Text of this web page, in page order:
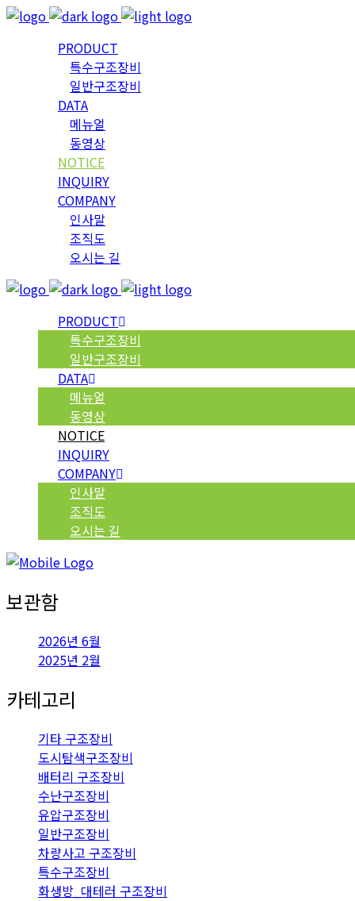
PRODUCT
특수구조장비
일반구조장비
DATA
메뉴얼
동영상
NOTICE
INQUIRY
COMPANY
인사말
조직도
오시는 길
PRODUCT
특수구조장비
일반구조장비
DATA
메뉴얼
동영상
NOTICE
INQUIRY
COMPANY
인사말
조직도
오시는 길
보관함
2026년 6월
2025년 2월
카테고리
기타 구조장비
도시탐색구조장비
배터리 구조장비
수난구조장비
유압구조장비
일반구조장비
차량사고 구조장비
특수구조장비
화생방_대테러 구조장비